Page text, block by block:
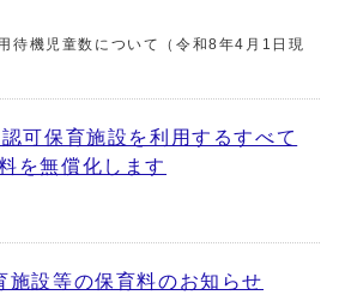
待機児童数について（令和8年4月1日現
可保育施設を利用するすべて
を無償化します
設等の保育料のお知らせ